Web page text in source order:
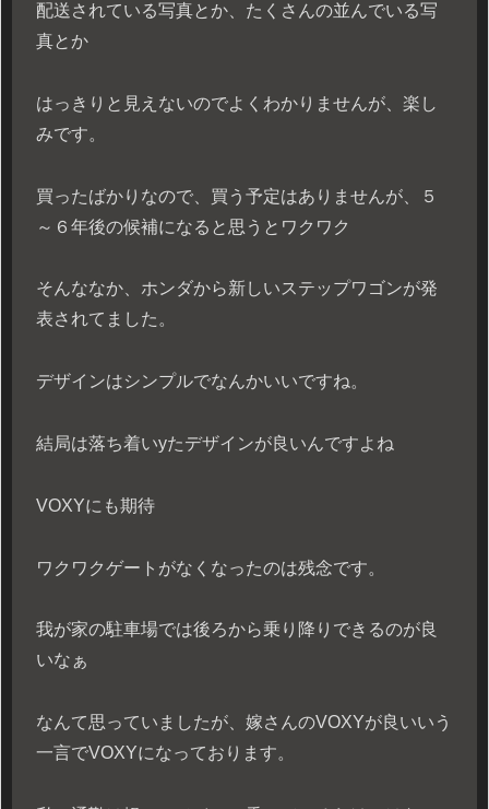
配送されている写真とか、たくさんの並んでいる写
真とか
はっきりと見えないのでよくわかりませんが、楽し
みです。
買ったばかりなので、買う予定はありませんが、５
～６年後の候補になると思うとワクワク
そんななか、ホンダから新しいステップワゴンが発
表されてました。
デザインはシンプルでなんかいいですね。
結局は落ち着いyたデザインが良いんですよね
VOXYにも期待
ワクワクゲートがなくなったのは残念です。
我が家の駐車場では後ろから乗り降りできるのが良
いなぁ
なんて思っていましたが、嫁さんのVOXYが良いいう
一言でVOXYになっております。